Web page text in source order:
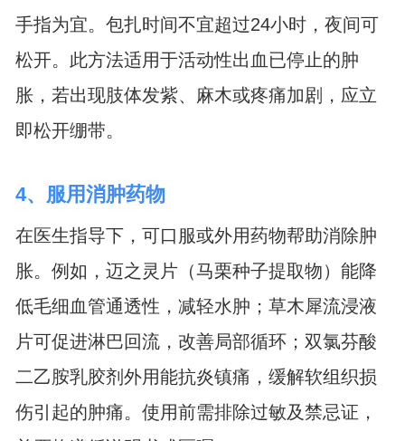
手指为宜。包扎时间不宜超过24小时，夜间可
松开。此方法适用于活动性出血已停止的肿
胀，若出现肢体发紫、麻木或疼痛加剧，应立
即松开绷带。
4、服用消肿药物
在医生指导下，可口服或外用药物帮助消除肿
胀。例如，迈之灵片（马栗种子提取物）能降
低毛细血管通透性，减轻水肿；草木犀流浸液
片可促进淋巴回流，改善局部循环；双氯芬酸
二乙胺乳胶剂外用能抗炎镇痛，缓解软组织损
伤引起的肿痛。使用前需排除过敏及禁忌证，